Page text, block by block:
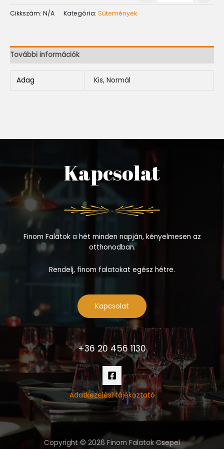
Cikkszám: N/A Kategória: Sütemények
További információk
Adag Kis, Normál
Kapcsolat
Finom Falatok a hét minden napján, kényelmesen az
otthonodban.
Rendelj, finom falatokat egész hétre.
Kapcsolat
+36 20 456 1130
Adatkezelési tájékoztató
Copyright © 2026 Finom Falatok Csepel